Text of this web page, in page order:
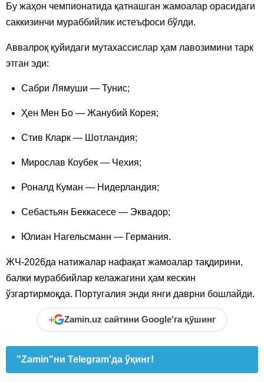
Бу жаҳон чемпионатида қатнашган жамоалар орасидаги
саккизинчи мураббийлик истеъфоси бўлди.
Аввалроқ қуйидаги мутахассислар ҳам лавозимини тарк
этган эди:
Сабри Лямуши — Тунис;
Ҳен Мен Бо — Жанубий Корея;
Стив Кларк — Шотландия;
Мирослав Коубек — Чехия;
Роналд Куман — Нидерландия;
Себастьян Беккасесе — Эквадор;
Юлиан Нагельсманн — Германия.
ЖЧ-2026да натижалар нафақат жамоалар тақдирини,
балки мураббийлар келажагини ҳам кескин
ўзгартирмоқда. Португалия энди янги даврни бошлайди.
+ Zamin.uz сайтини Google'га қўшинг
"Zamin"ни Telegram'да ўқинг!